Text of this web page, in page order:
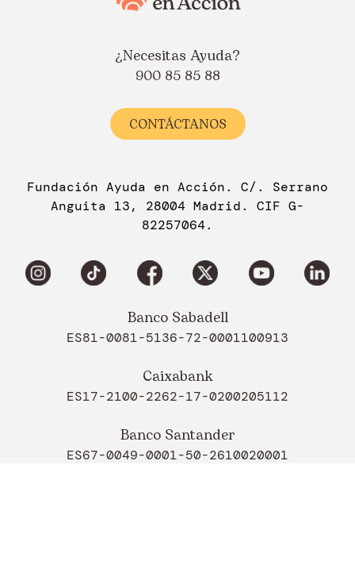
¿Necesitas Ayuda?
900 85 85 88
CONTÁCTANOS
Fundación Ayuda en Acción. C/. Serrano
Anguita 13, 28004 Madrid. CIF G-
82257064.
Banco Sabadell
ES81-0081-5136-72-0001100913
Caixabank
ES17-2100-2262-17-0200205112
Banco Santander
ES67-0049-0001-50-2610020001